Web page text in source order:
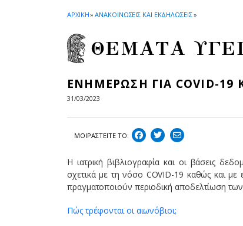
ΑΡΧΙΚΗ» ΑΝΑΚΟΙΝΩΣΕΙΣ ΚΑΙ ΕΚΔΗΛΩΣΕΙΣ»
ΘΕΜΑΤΑ
ΕΝΗΜΕΡΩΣΗ ΓΙΑ COVID-19
31/03/2023
ΜΟΙΡΑΣΤEIΤΕ ΤΟ:
Η ιατρική βιβλιογραφία και οι βάσεις
σχετικά με τη νόσο COVID-19 καθώς και
πραγματοποιούν περιοδική αποδελτίωση
Πώς τρέφονται οι αιωνόβιοι;